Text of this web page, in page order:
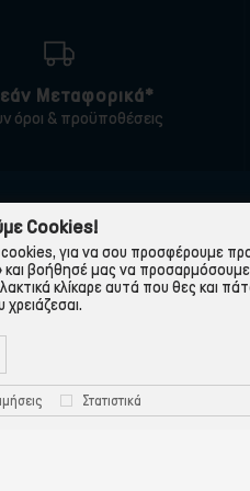
Μεταφορικά*
όροι & προϋποθέσεις
εταιρεία
Χρήσης
Πληρωμής-Τράπεζες
Cookies!
για να σου προσφέρουμε
και βοήθησέ μας να
κλίκαρε αυτά που θες και
Στατιστικά